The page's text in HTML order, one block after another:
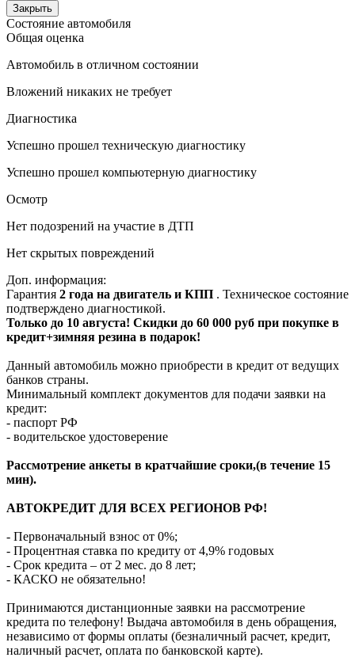
Закрыть
Состояние автомобиля
Общая оценка
Автомобиль в отличном состоянии
Вложений никаких не требует
Диагностика
Успешно прошел техническую диагностику
Успешно прошел компьютерную диагностику
Осмотр
Нет подозрений на участие в ДТП
Нет скрытых повреждений
Доп. информация:
Гарантия 2 года на двигатель и КПП . Техническое состояние
подтверждено диагностикой.
Только до 10 августа! Скидки до 60 000 руб при покупке в
кредит+зимняя резина в подарок!
Данный автомобиль можно приобрести в кредит от ведущих
банков страны.
Минимальный комплект документов для подачи заявки на
кредит:
- паспорт РФ
- водительское удостоверение
Рассмотрение анкеты в кратчайшие сроки,(в течение 15
мин).
АВТОКРЕДИТ ДЛЯ ВСЕХ РЕГИОНОВ РФ!
- Первоначальный взнос от 0%;
- Процентная ставка по кредиту от 4,9% годовых
- Срок кредита – от 2 мес. до 8 лет;
- КАСКО не обязательно!
Принимаются дистанционные заявки на рассмотрение
кредита по телефону! Выдача автомобиля в день обращения,
независимо от формы оплаты (безналичный расчет, кредит,
наличный расчет, оплата по банковской карте).